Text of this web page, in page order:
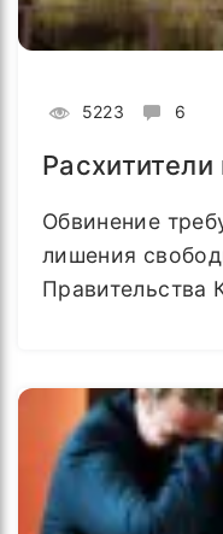
5223 6
Обвинение
лишения
Правительства